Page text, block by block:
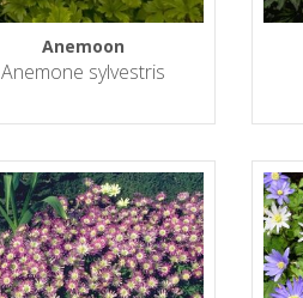
Anemoon
Anemone sylvestris